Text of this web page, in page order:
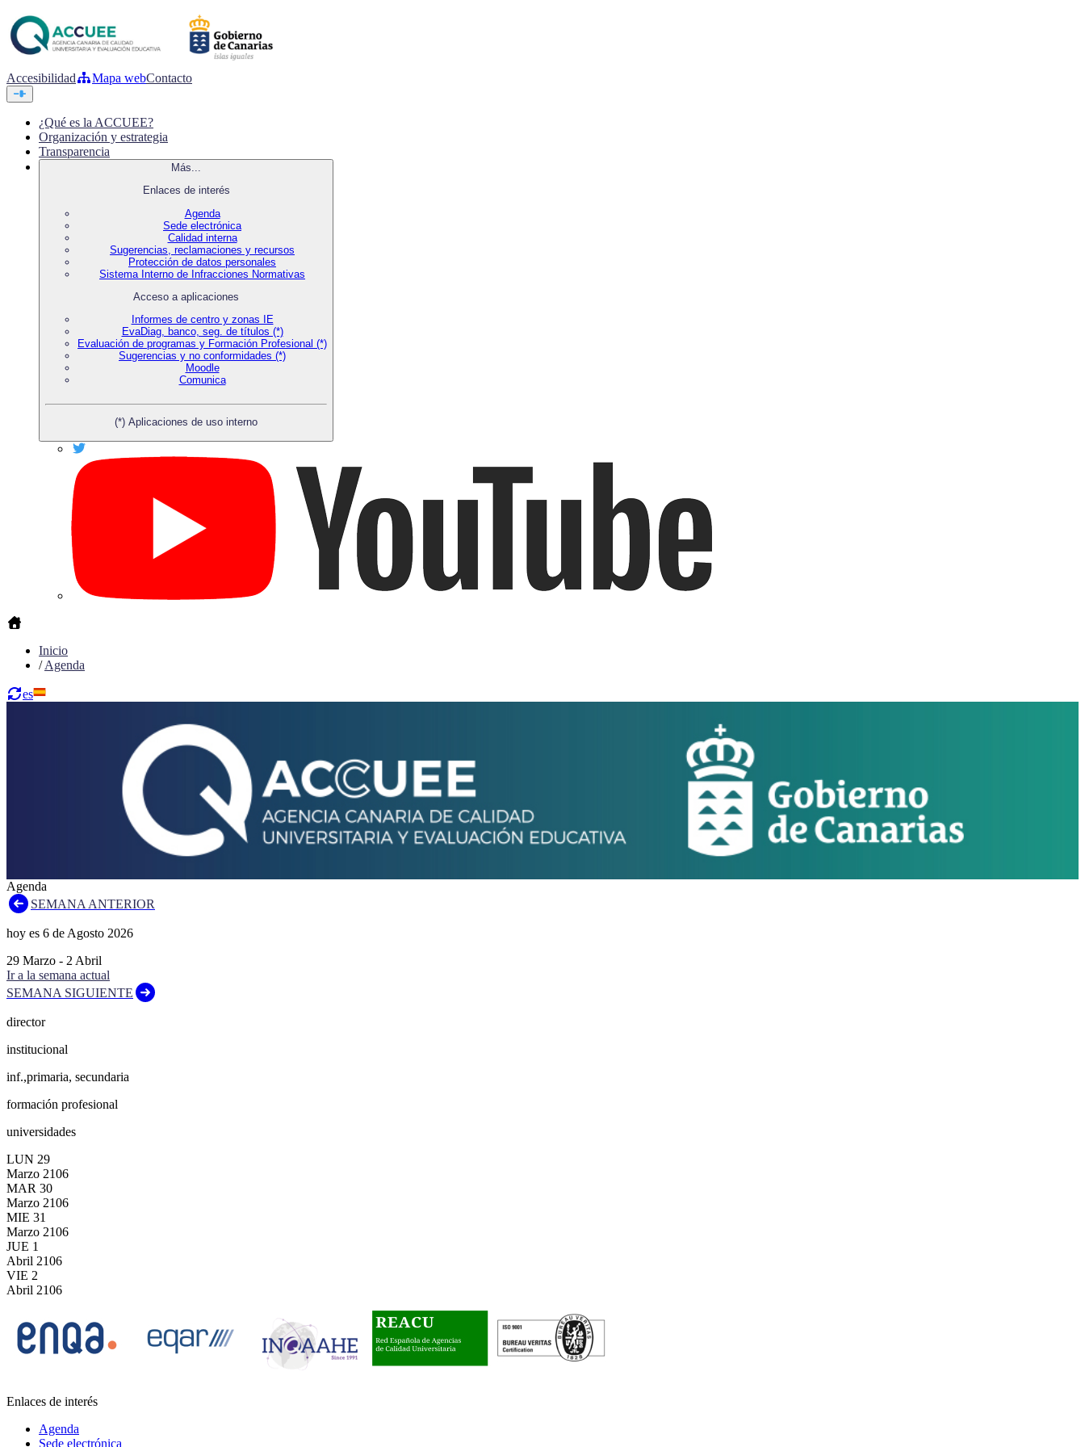
Accesibilidad Mapa webContacto
¿Qué es la ACCUEE?
Organización y estrategia
Transparencia
Más...
Enlaces de interés
Agenda
Sede electrónica
Calidad interna
Sugerencias, reclamaciones y recursos
Protección de datos personales
Sistema Interno de Infracciones Normativas
Acceso a aplicaciones
Informes de centro y zonas IE
EvaDiag, banco, seg. de títulos (*)
Evaluación de programas y Formación Profesional (*)
Sugerencias y no conformidades (*)
Moodle
Comunica
(*) Aplicaciones de uso interno
Inicio
/Agenda
es
Agenda
SEMANA ANTERIOR
hoy es 6 de Agosto 2026
29 Marzo - 2 Abril
Ir a la semana actual
SEMANA SIGUIENTE
director
institucional
inf.,primaria, secundaria
formación profesional
universidades
LUN 29
Marzo 2106
MAR 30
Marzo 2106
MIE 31
Marzo 2106
JUE 1
Abril 2106
VIE 2
Abril 2106
Enlaces de interés
Agenda
Sede electrónica